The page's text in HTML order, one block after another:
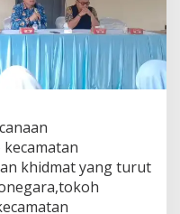
khidmat yang turut